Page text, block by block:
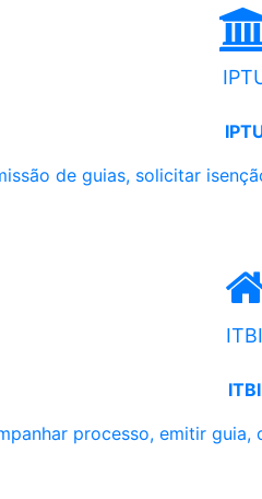
de guias, solicitar
ITBI
ITBI
processo, emitir guia,